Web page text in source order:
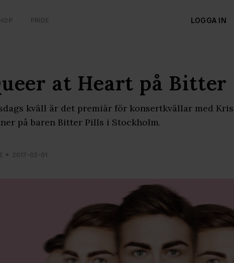
PRIDE LOGGA IN
at Heart på Bitter
kväll är det premiär för konsertkvällar med
på baren Bitter Pills i Stockholm.
2017-02-01